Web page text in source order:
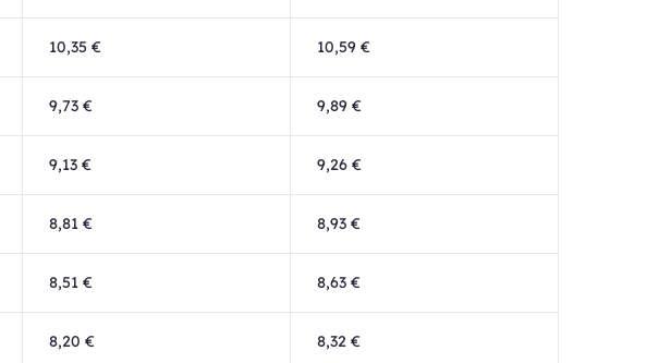
10,35 € 10,59 €
9,73 € 9,89 €
9,13 € 9,26 €
8,81 € 8,93 €
8,51 € 8,63 €
8,20 € 8,32 €